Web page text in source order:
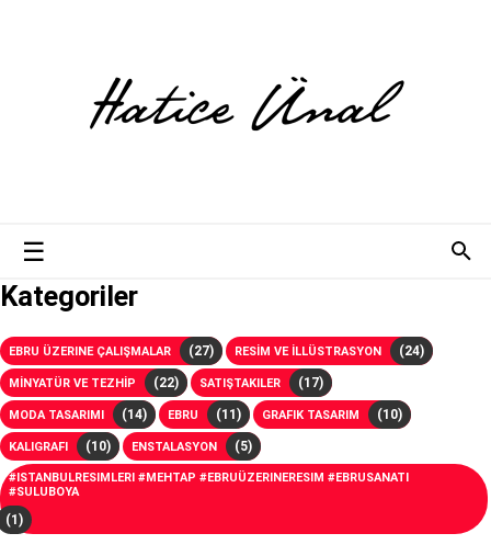
Kategoriler
EBRU ÜZERINE ÇALIŞMALAR (27) RESİM VE İLLÜSTRASYON (24)
MİNYATÜR VE TEZHİP (22) SATIŞTAKILER (17)
MODA TASARIMI (14) EBRU (11) GRAFIK TASARIM (10)
KALIGRAFI (10) ENSTALASYON (5)
#ISTANBULRESIMLERI #MEHTAP #EBRUÜZERINERESIM #EBRUSANATI
#SULUBOYA
(1)